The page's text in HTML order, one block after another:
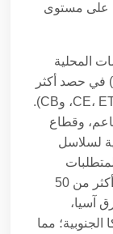
على مستوى
المحلية
المباشر، نجحت معدات شركة (Zhongxue) في حصد أكثر
من 15 شهادة اعتماد دولية، بما في ذلك (CE، ETL، وCB).
وقطاع
لسلاسل
التقنية العالية. كما تصل صادراتنا حالياً إلى أكثر من 50
آسيا،
مما